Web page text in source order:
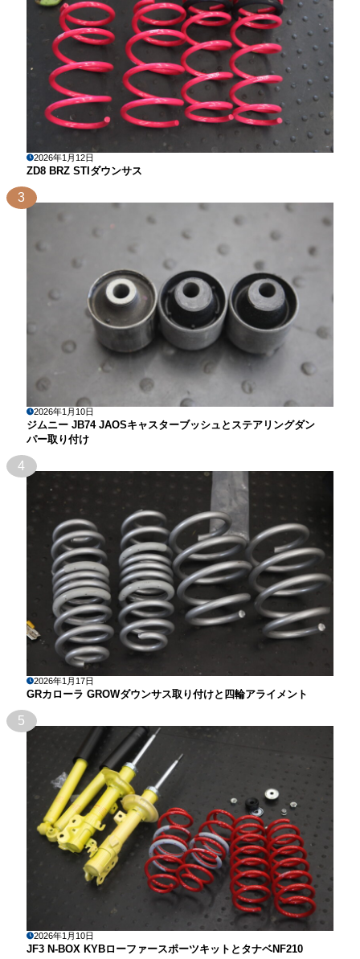
2026年1月12日
ZD8 BRZ STIダウンサス
3
2026年1月10日
ジムニー JB74 JAOSキャスターブッシュとステアリングダン
パー取り付け
4
2026年1月17日
GRカローラ GROWダウンサス取り付けと四輪アライメント
5
2026年1月10日
JF3 N-BOX KYBローファースポーツキットとタナベNF210